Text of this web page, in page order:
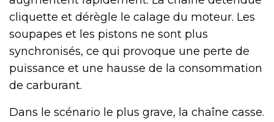
cliquette et dérègle le calage du moteur. Les
soupapes et les pistons ne sont plus
synchronisés, ce qui provoque une perte de
puissance et une hausse de la consommation
de carburant.
Dans le scénario le plus grave, la chaîne casse.